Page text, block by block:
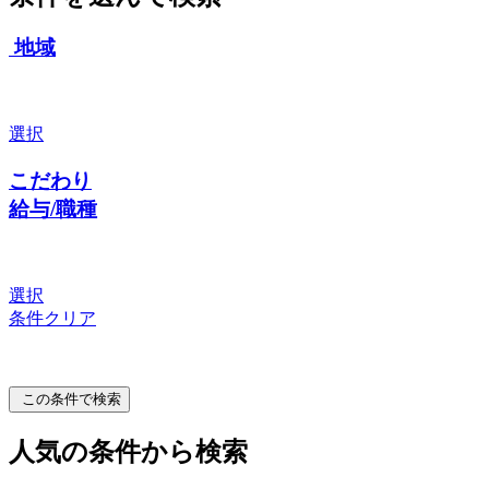
地域
選択
こだわり
給与/職種
選択
条件クリア
この条件で検索
人気の条件から検索